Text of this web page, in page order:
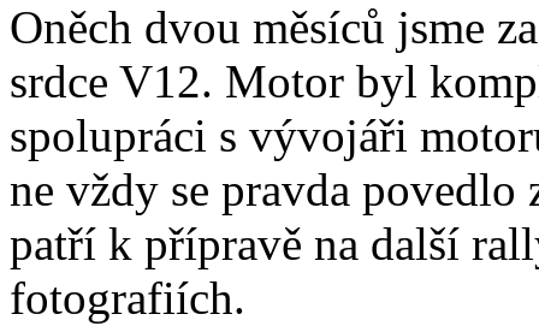
Oněch dvou měsíců jsme
srdce V12. Motor byl
spolupráci s vývojáři
ne vždy se pravda
patří k přípravě na další
fotografiích.